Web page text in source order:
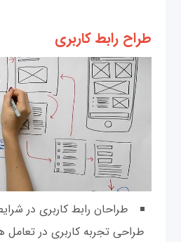
طراح رابط کاربری
طراحان رابط کاربری در
طراحی تجربه کاربری در